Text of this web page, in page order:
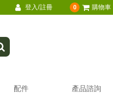
登入/註冊 0 購物車
配件 產品諮詢